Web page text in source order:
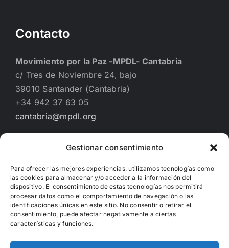
Gestionar consentimiento
Para ofrecer las mejores experiencias, utilizamos tecnologías como
las cookies para almacenar y/o acceder a la información del
dispositivo. El consentimiento de estas tecnologías nos permitirá
procesar datos como el comportamiento de navegación o las
identificaciones únicas en este sitio. No consentir o retirar el
consentimiento, puede afectar negativamente a ciertas
características y funciones.
Contacto
Movimiento por la Paz -MPDL- Cantabria
c/ Tres de Noviembre 24, bajo
39010 Santander (Cantabria)
+34 942 37 63 05
cantabria@mpdl.org
Financiado por